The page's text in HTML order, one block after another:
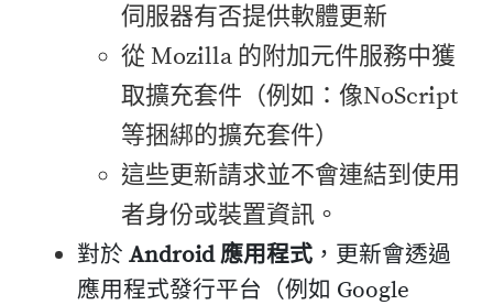
伺服器有否提供軟體更新
從 Mozilla 的附加元件服務中獲
取擴充套件（例如：像NoScript
等捆綁的擴充套件）
這些更新請求並不會連結到使用
者身份或裝置資訊。
對於 Android 應用程式 ，更新會透過
應用程式發行平台（例如 Google